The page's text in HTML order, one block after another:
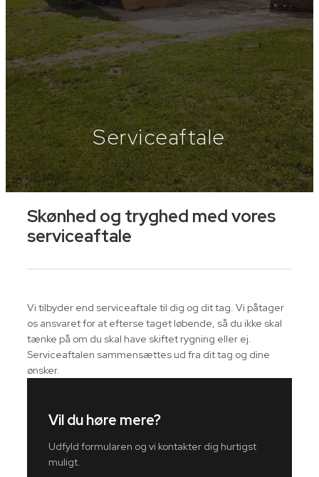
Serviceaftale
Skønhed og tryghed med vores
serviceaftale
Vi tilbyder end serviceaftale til dig og dit tag. Vi påtager
os ansvaret for at efterse taget løbende, så du ikke skal
tænke på om du skal have skiftet rygning eller ej.
Serviceaftalen sammensættes ud fra dit tag og dine
ønsker.
Vil du høre mere?
Udfyld formularen og vi kontakter dig hurtigst
muligt.